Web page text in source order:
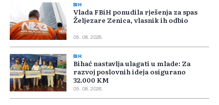
BIH
Vlada FBiH ponudila rješenja za spas
Željezare Zenica, vlasnik ih odbio
05. 08. 2026.
BIH
Bihać nastavlja ulagati u mlade: Za
razvoj poslovnih ideja osigurano
32.000 KM
05. 08. 2026.